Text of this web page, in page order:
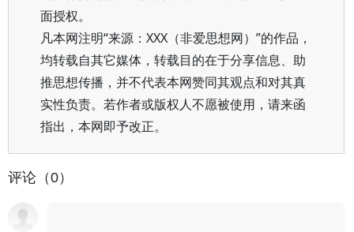
面授权。
凡本网注明“来源：XXX（非爱思想网）”的作品，
均转载自其它媒体，转载目的在于分享信息、助
推思想传播，并不代表本网赞同其观点和对其真
实性负责。若作者或版权人不愿被使用，请来函
指出，本网即予改正。
评论（0）